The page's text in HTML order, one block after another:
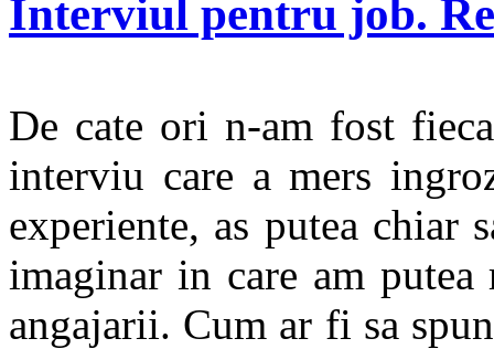
Interviul pentru job.
De cate ori n-am fost
interviu care a mers
experiente, as putea chiar
imaginar in care am
angajarii. Cum ar fi sa